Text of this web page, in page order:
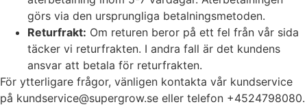
görs via den ursprungliga betalningsmetoden.
Returfrakt: Om returen beror på ett fel från vår sida
täcker vi returfrakten. I andra fall är det kundens
ansvar att betala för returfrakten.
För ytterligare frågor, vänligen kontakta vår kundservice
på kundservice@supergrow.se eller telefon +4524798080.